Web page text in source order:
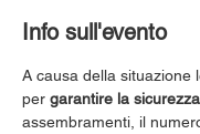
Info sull'evento
A causa della situazione
per garantire la sicurezza
assembramenti, il